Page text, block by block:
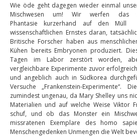
Wie öde geht dagegen wieder einmal
Mischwesen um! Wir werfen das
Phantasie kurzerhand auf den
wissenschaftlichen Ernstes daran,
Britische Forscher haben aus
Kühen bereits Embryonen produziert.
Tagen im Labor zerstört worden,
vergleichbare Experimente zuvor
und angeblich auch in Südkorea
Versuche „Frankenstein-Experimente“.
zumindest ungenau, da Mary Shelley uns
Materialien und auf welche Weise Viktor
schuf, und ob das Monster ein
missratenen Exemplare des homo
Menschengedenken Unmengen die Welt